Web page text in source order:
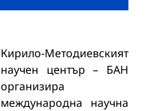
Кирило-Методиевският
научен център – БАН
организира
международна научна